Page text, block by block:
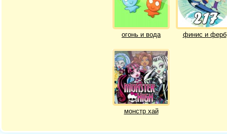
огонь и вода финис и ферб
монстр хай